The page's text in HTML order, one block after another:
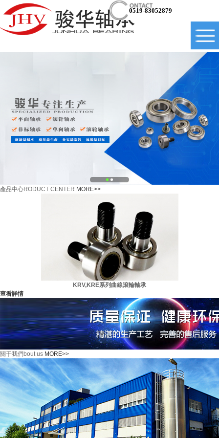
0519-83052879
產品中心RODUCT CENTER MORE>>
KRV,KRE系列曲線滾輪軸承
查看詳情
關于我們bout us MORE>>